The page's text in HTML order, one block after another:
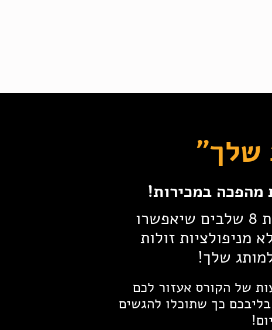
שלך"
מהפכה במכירות!
למדו כיצד לסגור יותר עסקאות ולשבור שיא בהכנסות בעזרת 8 שלבים שיאפשרו
מניפולציות זולות
שלך!
של הקורס אעזור לכם
כך שתוכלו להגשים